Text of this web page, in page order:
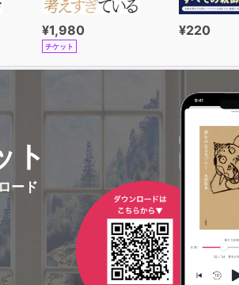
After you. / No rush.ほか
ん！
ます。
¥1,980
チケット
¥220
ト
ード